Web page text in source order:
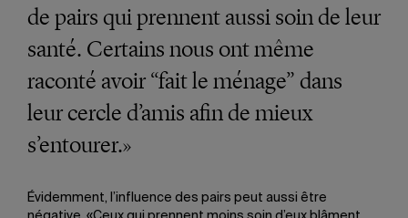
de pairs qui prennent aussi soin de leur
santé. Certains nous ont même
raconté avoir “fait le ménage” dans
leur cercle d’amis afin de mieux
s’entourer.»
Évidemment, l’influence des pairs peut aussi être